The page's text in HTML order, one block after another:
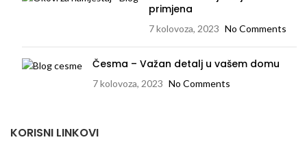
primjena
7 kolovoza, 2023 No Comments
Česma – Važan detalj u vašem domu
7 kolovoza, 2023 No Comments
KORISNI LINKOVI